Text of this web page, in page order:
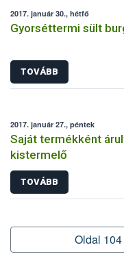
2017. január 30., hétfő
Gyorséttermi sült
TOVÁBB
2017. január 27., péntek
Saját termékként
kistermelő
TOVÁBB
Oldal